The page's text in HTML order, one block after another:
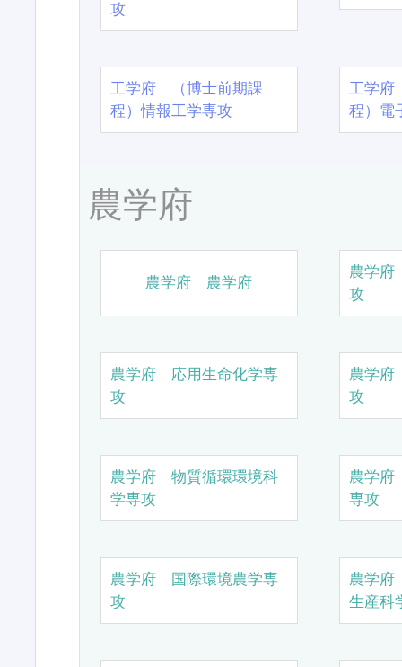
攻
工学府 （博士前期課
程）情報工学専攻
工学
程）電
農学府
農学府 農学府
農学
攻
農学府 応用生命化学専
攻
農学
攻
農学府 物質循環環境科
学専攻
農学
専攻
農学府 国際環境農学専
攻
農学
生産科